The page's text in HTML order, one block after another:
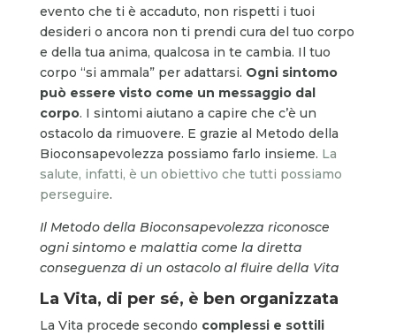
evento che ti è accaduto, non rispetti i tuoi
desideri o ancora non ti prendi cura del tuo corpo
e della tua anima, qualcosa in te cambia. Il tuo
corpo “si ammala” per adattarsi. Ogni sintomo
può essere visto come un messaggio dal
corpo. I sintomi aiutano a capire che c’è un
ostacolo da rimuovere. E grazie al Metodo della
Bioconsapevolezza possiamo farlo insieme. La
salute, infatti, è un obiettivo che tutti possiamo
perseguire.
Il Metodo della Bioconsapevolezza riconosce
ogni sintomo e malattia come la diretta
conseguenza di un ostacolo al fluire della Vita
La Vita, di per sé, è ben organizzata
La Vita procede secondo complessi e sottili